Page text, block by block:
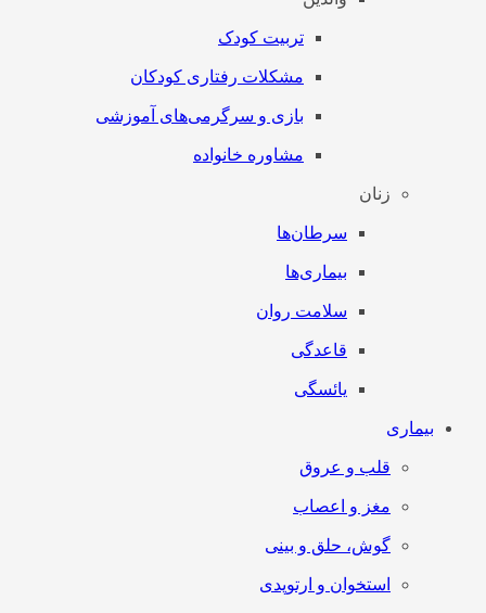
تربیت کودک
مشکلات رفتاری کودکان
بازی و سرگرمی‌های آموزشی
مشاوره خانواده
زنان
سرطان‌‌ها
بیماری‌ها
سلامت روان
قاعدگی
یائسگی
بیماری
قلب و عروق
مغز و اعصاب
گوش، حلق و بینی
استخوان و ارتوپدی